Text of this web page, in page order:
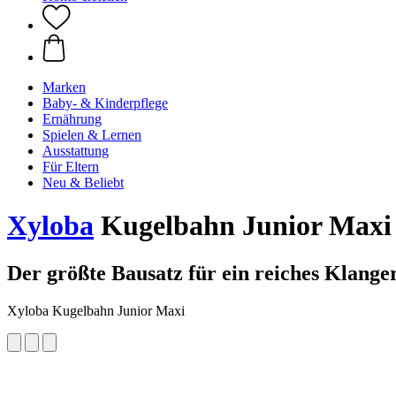
Marken
Baby- & Kinderpflege
Ernährung
Spielen & Lernen
Ausstattung
Für Eltern
Neu & Beliebt
Xyloba Kugelbahn Junior Maxi
Der größte Bausatz für ein reiches
Xyloba Kugelbahn Junior Maxi